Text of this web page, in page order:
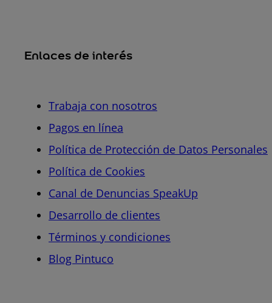
Enlaces de interés
Trabaja con nosotros
Pagos en línea
Política de Protección de Datos Personales
Política de Cookies
Canal de Denuncias SpeakUp
Desarrollo de clientes
Términos y condiciones
Blog Pintuco